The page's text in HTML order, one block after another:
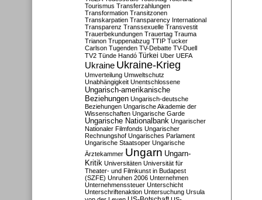
Tourismus Transferzahlungen
Transformation Transitzonen
Transkarpatien Transparency International
Transparenz Transsexuelle Transvestit
Trauerbekundungen Trauertag Trauma
Trianon Truppenabzug TTIP Tucker
Carlson Tugenden TV-Debatte TV-Duell
TV2 Tünde Handó Türkei Uber UEFA
Ukraine Ukraine-Krieg
Umverteilung Umweltschutz
Unabhängigkeit Unentschlossene
Ungarisch-amerikanische
Beziehungen Ungarisch-deutsche
Beziehungen Ungarische Akademie der
Wissenschaften Ungarische Garde
Ungarische Nationalbank Ungarischer
Nationaler Filmfonds Ungarischer
Rechnungshof Ungarisches Parlament
Ungarische Staatsoper Ungarische
Ärztekammer Ungarn Ungarn-
Kritik Universitäten Universität für
Theater- und Filmkunst in Budapest
(SZFE) Unruhen 2006 Unternehmen
Unternehmenssteuer Unterschicht
Unterschriftenaktion Untersuchung Ursula